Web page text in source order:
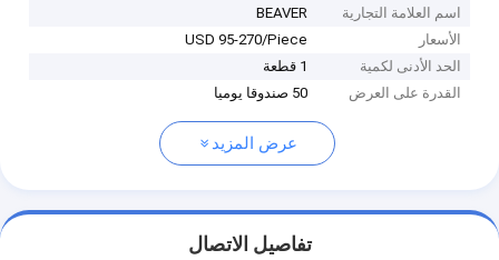
اسم العلامة التجارية
BEAVER
الأسعار
USD 95-270/Piece
الحد الأدنى لكمية
1 قطعة
القدرة على العرض
50 صندوقا يوميا
عرض المزيد
تفاصيل الاتصال